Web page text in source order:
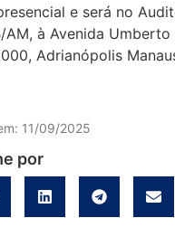
e será no
AM, à Avenida Umberto
Adrianópolis
11/09/2025
por